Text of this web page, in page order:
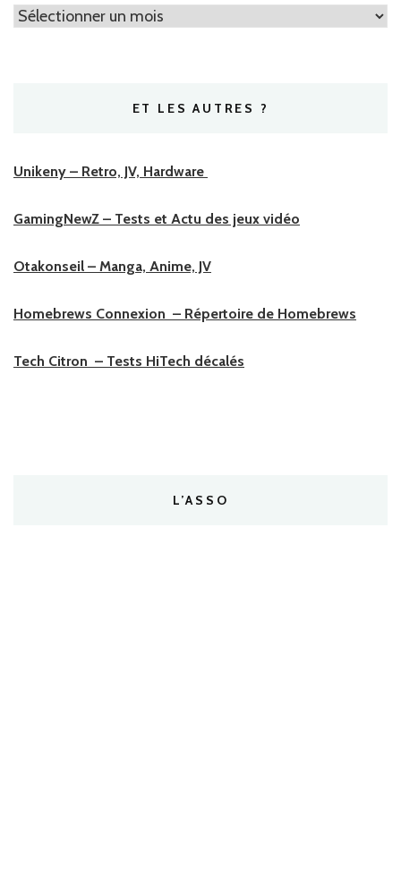
ET LES AUTRES ?
Unikeny – Retro, JV, Hardware
GamingNewZ – Tests et Actu des jeux vidéo
Otakonseil – Manga, Anime, JV
Homebrews Connexion – Répertoire de Homebrews
Tech Citron – Tests HiTech décalés
L’ASSO